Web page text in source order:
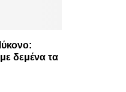
δεμένα τα